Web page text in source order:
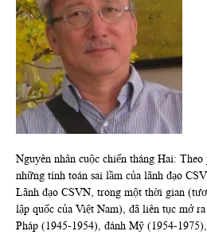
Nguyên nhân cuộc chiến tháng Hai: Theo
những tính toán sai lầm của lãnh đạo
Lãnh đạo CSVN, trong một thời gian
lập quốc của Việt Nam), đã liên tục mở
Pháp (1945-1954), đánh Mỹ (1954-